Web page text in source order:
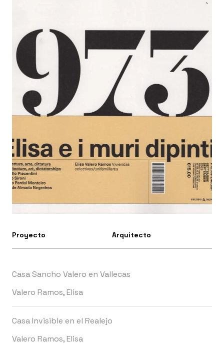
Proyecto Arquitecto
Casa Sancho Valero en Vallecas
Valero Ramos, Elisa
Casa Invisible en el Realejo
Valero Ramos, Elisa